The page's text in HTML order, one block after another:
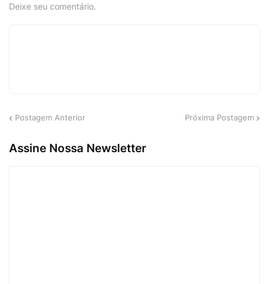
Deixe seu comentário.
Postagem Anterior Próxima Postagem
Assine Nossa Newsletter